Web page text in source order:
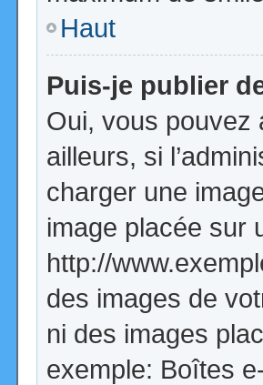
Haut
Puis-je publier
Oui, vous pouvez
ailleurs, si
charger une
image placée sur
http://
des images de
ni des images
exemple: Boîtes